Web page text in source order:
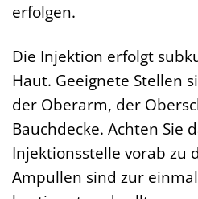
erfolgen.
Die Injektion erfolgt
Haut. Geeignete Stellen
der Oberarm, der
Bauchdecke. Achten Sie
Injektionsstelle vorab zu
Ampullen sind zur